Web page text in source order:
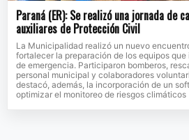
Paraná (ER): Se realizó una jornada de
auxiliares de Protección Civil
La Municipalidad realizó un nuevo
fortalecer la preparación de los equipos
de emergencia. Participaron bomberos,
personal municipal y colaboradores
destacó, además, la incorporación de un
optimizar el monitoreo de riesgos climáticos